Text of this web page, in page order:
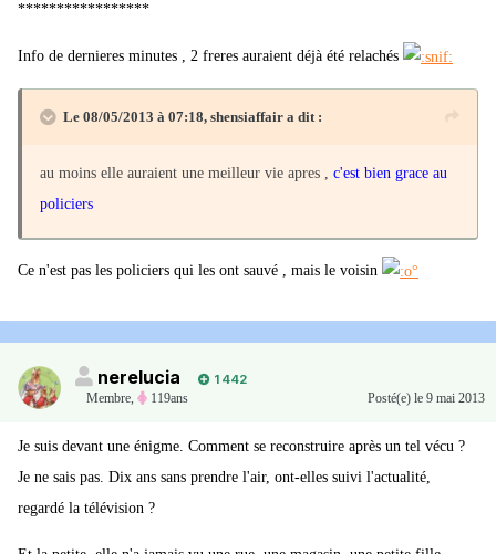
*****************
Info de dernieres minutes , 2 freres auraient déjà été relachés
Le 08/05/2013 à 07:18, shensiaffair a dit :
au moins elle auraient une meilleur vie apres , c'est bien grace au
policiers
Ce n'est pas les policiers qui les ont sauvé , mais le voisin
nerelucia
1 442
Membre, 119ans Posté(e) le 9 mai 2013
Je suis devant une énigme. Comment se reconstruire après un tel vécu ?
Je ne sais pas. Dix ans sans prendre l'air, ont-elles suivi l'actualité,
regardé la télévision ?